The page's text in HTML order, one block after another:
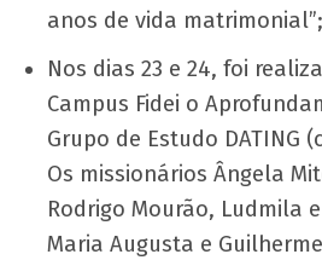
anos de vida matrimonial”;
Nos dias 23 e 24, foi
Campus Fidei o
Grupo de Estudo DATING
Os missionários Ângela
Rodrigo Mourão, Ludmila
Maria Augusta e